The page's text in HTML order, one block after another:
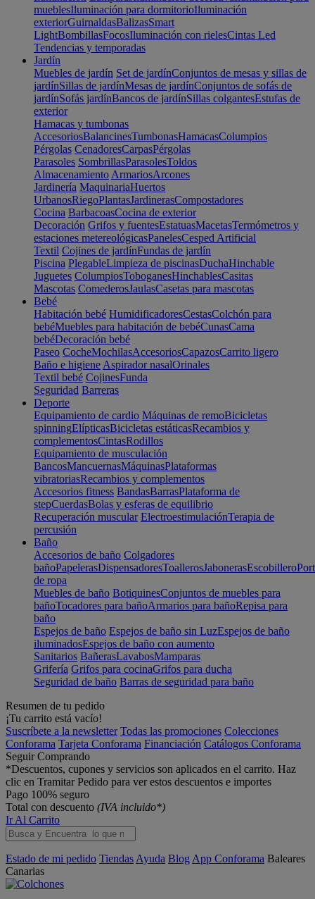
mueblesIluminación para dormitorioIluminación
exteriorGuirnaldasBalizasSmart
LightBombillasFocosIluminación con rielesCintas Led
Tendencias y temporadas
Jardín
Muebles de jardín Set de jardínConjuntos de mesas y sillas de
jardínSillas de jardínMesas de jardínConjuntos de sofás de
jardínSofás jardínBancos de jardínSillas colgantesEstufas de
exterior
Hamacas y tumbonas
AccesoriosBalancinesTumbonasHamacasColumpios
Pérgolas CenadoresCarpasPérgolas
Parasoles SombrillasParasolesToldos
Almacenamiento ArmariosArcones
Jardinería MaquinariaHuertos
UrbanosRiegoPlantasJardinerasCompostadores
Cocina BarbacoasCocina de exterior
Decoración Grifos y fuentesEstatuasMacetasTermómetros y
estaciones metereológicasPanelesCesped Artificial
Textil Cojines de jardínFundas de jardín
Piscina PlegableLimpieza de piscinasDuchaHinchable
Juguetes ColumpiosToboganesHinchablesCasitas
Mascotas ComederosJaulasCasetas para mascotas
Bebé
Habitación bebé HumidificadoresCestasColchón para
bebéMuebles para habitación de bebéCunasCama
bebéDecoración bebé
Paseo CocheMochilasAccesoriosCapazosCarrito ligero
Baño e higiene Aspirador nasalOrinales
Textil bebé CojinesFunda
Seguridad Barreras
Deporte
Equipamiento de cardio Máquinas de remoBicicletas
spinningElípticasBicicletas estáticasRecambios y
complementosCintasRodillos
Equipamiento de musculación
BancosMancuernasMáquinasPlataformas
vibratoriasRecambios y complementos
Accesorios fitness BandasBarrasPlataforma de
stepCuerdasBolas y esferas de equilibrio
Recuperación muscular ElectroestimulaciónTerapia de
percusión
Baño
Accesorios de baño Colgadores
bañoPapelerasDispensadoresToallerosJabonerasEscobillero
de ropa
Muebles de baño BotiquinesConjuntos de muebles para
bañoTocadores para bañoArmarios para bañoRepisa para
baño
Espejos de baño Espejos de baño sin LuzEspejos de baño
iluminadosEspejos de baño con aumento
Sanitarios BañerasLavabosMamparas
Grifería Grifos para cocinaGrifos para ducha
Seguridad de baño Barras de seguridad para baño
Resumen de tu pedido
¡Tu carrito está vacío!
Suscríbete a la newsletter Todas las promociones Colecciones
Conforama Tarjeta Conforama Financiación Catálogos Conforama
Seguir Comprando
*Descuentos, cupones y servicios son aplicados en el carrito. Haz
clic en Tramitar Pedido para ver estos descuentos e importes
Pago 100% seguro
Total con descuento (IVA incluido*)
Ir Al Carrito
Estado de mi pedido Tiendas Ayuda Blog App Conforama Baleares
Canarias